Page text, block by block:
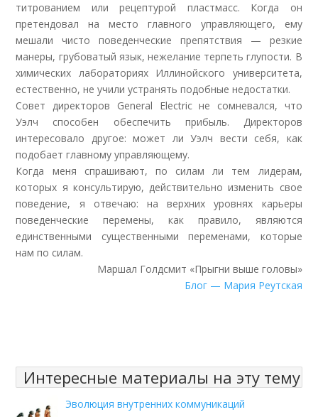
титрованием или рецептурой пластмасс. Когда он
претендовал на место главного управляющего, ему
мешали чисто поведенческие препятствия — резкие
манеры, грубоватый язык, нежелание терпеть глупости. В
химических лабораториях Иллинойского университета,
естественно, не учили устранять подобные недостатки.
Совет директоров General Electric не сомневался, что
Уэлч способен обеспечить прибыль. Директоров
интересовало другое: может ли Уэлч вести себя, как
подобает главному управляющему.
Когда меня спрашивают, по силам ли тем лидерам,
которых я консультирую, действительно изменить свое
поведение, я отвечаю: на верхних уровнях карьеры
поведенческие перемены, как правило, являются
единственными существенными переменами, которые
нам по силам.
Маршал Голдсмит «Прыгни выше головы»
Блог — Мария Реутская
Интересные материалы на эту тему
Эволюция внутренних коммуникаций